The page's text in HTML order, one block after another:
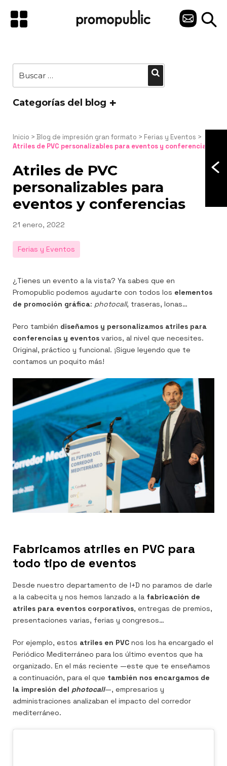
contenido
C
T
por:
Categorías del blog
Inicio > Blog de impresión gran formato > Ferias y Eventos
Atriles de PVC personalizables para eventos y conferencias
Atriles de PVC
personalizables para
eventos y conferencias
Publicado
21 enero, 2022
Ferias y Eventos
¿Tienes un evento a la vista? Ya sabes que en
Promopublic podemos ayudarte con todos los elementos
de promoción gráfica: photocall, traseras, lonas…
Pero también diseñamos y personalizamos atriles para
conferencias y eventos varios, al nivel que necesites.
Original, práctico y funcional. ¡Sigue leyendo que te
contamos un poquito más!
Fabricamos atriles en PVC para
todo tipo de eventos
Desde nuestro departamento de I+D no paramos de darle
a la cabecita y nos hemos lanzado a la fabricación de
atriles para eventos corporativos, entregas de premios,
presentaciones varias, ferias y congresos…
Por ejemplo, estos atriles en PVC nos los ha encargado el
Periódico Mediterráneo para los último eventos que ha
organizado. En el más reciente —este que te enseñamos
a continuación, para el que también nos encargamos de
la impresión del photocall—, empresarios y
administraciones analizaban el impacto del corredor
mediterráneo.